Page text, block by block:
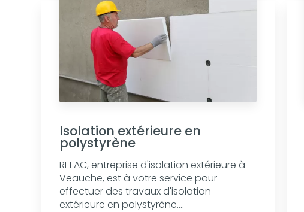
Isolation extérieure en
polystyrène
REFAC, entreprise d'isolation extérieure à
Veauche, est à votre service pour
effectuer des travaux d'isolation
extérieure en polystyrène....